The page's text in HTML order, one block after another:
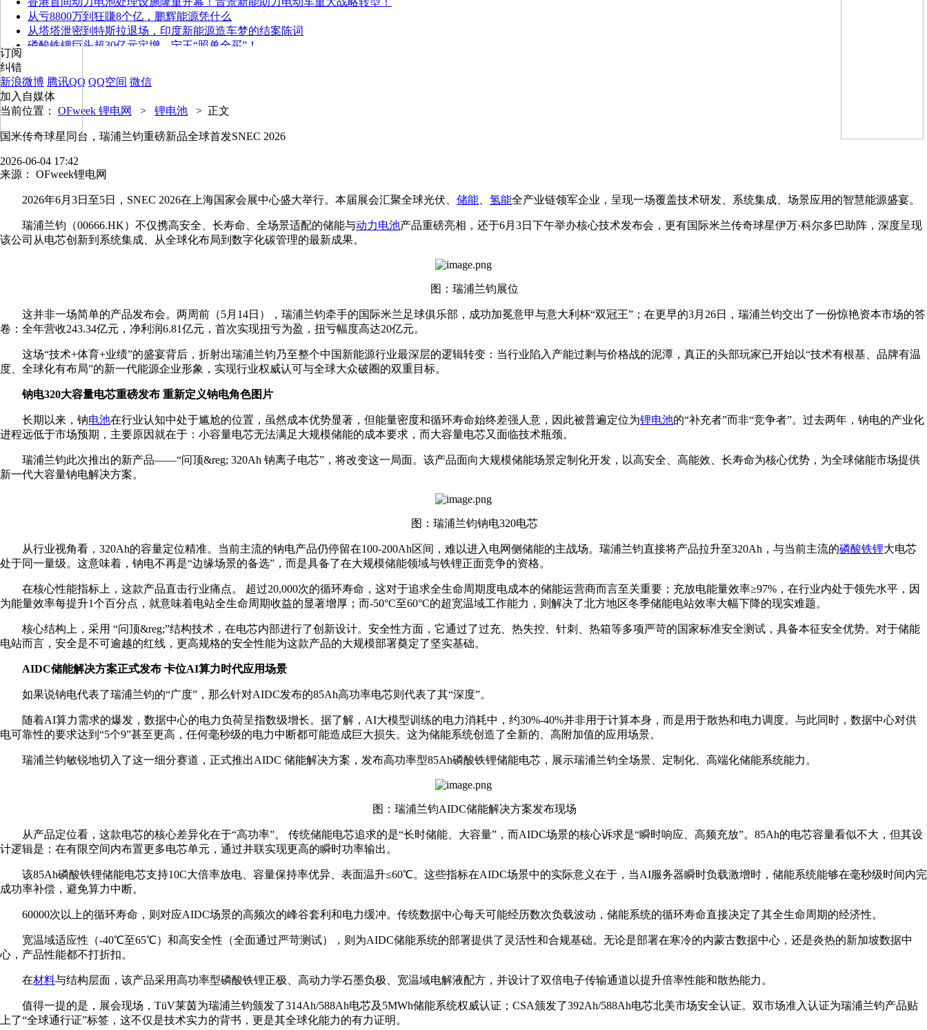
从亏8800万到狂賺8个亿，鹏辉能源凭什么
从塔塔泄密到特斯拉退场，印度新能源造车梦的结案陈词
磷酸铁锂巨头超30亿元定增，宁王“照单全买”！
订阅
纠错
新浪微博 腾讯QQ QQ空间 微信
加入自媒体
当前位置： OFweek 锂电网 > 锂电池 > 正文
国米传奇球星同台，瑞浦兰钧重磅新品全球首发SNEC 2026
2026-06-04 17:42
来源：
OFweek锂电网
2026年6月3日至5日，SNEC 2026在上海国家会展中心盛大举行。本届展会汇聚全球光伏、 储能 氢能全产业链领军企业，呈现一场覆盖技术研发、系统集成、场景应用的智慧能源盛宴。
瑞浦兰钧（00666.HK）不仅携高安全、长寿命、全场景适配的储能与动力电池产品重磅亮相，还于6月3日下午举办核心技术发布会，更有国际米兰传奇球星伊万·科尔多巴助阵，深度呈现
该公司从电芯创新到系统集成、从全球化布局到数字化碳管理的最新成果。
图：瑞浦兰钧展位
这并非一场简单的产品发布会。两周前（5月14日），瑞浦兰钧牵手的国际米兰足球俱乐部，成功加冕意甲与意大利杯“双冠王”；在更早的3月26日，瑞浦兰钧交出了一份惊艳资本市场的答
卷：全年营收243.34亿元，净利润6.81亿元，首次实现扭亏为盈，扭亏幅度高达20亿元。
这场“技术+体育+业绩”的盛宴背后，折射出瑞浦兰钧乃至整个中国新能源行业最深层的逻辑转变：当行业陷入产能过剩与价格战的泥潭，真正的头部玩家已开始以“技术有根基、品牌有温
度、全球化有布局”的新一代能源企业形象，实现行业权威认可与全球大众破圈的双重目标。
钠电320大容量电芯重磅发布 重新定义钠电角色图片
长期以来，钠电池在行业认知中处于尴尬的位置，虽然成本优势显著，但能量密度和循环寿命始终差强人意，因此被普遍定位为锂电池的“补充者”而非“竞争者”。过去两年，钠电的产业化
进程远低于市场预期，主要原因就在于：小容量电芯无法满足大规模储能的成本要求，而大容量电芯又面临技术瓶颈。
瑞浦兰钧此次推出的新产品——“问顶&reg; 320Ah 钠离子电芯”，将改变这一局面。该产品面向大规模储能场景定制化开发，以高安全、高能效、长寿命为核心优势，为全球储能市场提供
新一代大容量钠电解决方案。
图：瑞浦兰钧钠电320电芯
从行业视角看，320Ah的容量定位精准。当前主流的钠电产品仍停留在100-200Ah区间，难以进入电网侧储能的主战场。瑞浦兰钧直接将产品拉升至320Ah，与当前主流的磷酸铁锂大电芯
处于同一量级。这意味着，钠电不再是“边缘场景的备选”，而是具备了在大规模储能领域与铁锂正面竞争的资格。
在核心性能指标上，这款产品直击行业痛点。 超过20,000次的循环寿命，这对于追求全生命周期度电成本的储能运营商而言至关重要；充放电能量效率≥97%，在行业内处于领先水平，因
为能量效率每提升1个百分点，就意味着电站全生命周期收益的显著增厚；而-50°C至60°C的超宽温域工作能力，则解决了北方地区冬季储能电站效率大幅下降的现实难题。
核心结构上，采用 “问顶&reg;”结构技术，在电芯内部进行了创新设计。安全性方面，它通过了过充、热失控、针刺、热箱等多项严苛的国家标准安全测试，具备本征安全优势。对于储能
电站而言，安全是不可逾越的红线，更高规格的安全性能为这款产品的大规模部署奠定了坚实基础。
AIDC储能解决方案正式发布 卡位AI算力时代应用场景
如果说钠电代表了瑞浦兰钧的“广度”，那么针对AIDC发布的85Ah高功率电芯则代表了其“深度”。
随着AI算力需求的爆发，数据中心的电力负荷呈指数级增长。据了解，AI大模型训练的电力消耗中，约30%-40%并非用于计算本身，而是用于散热和电力调度。与此同时，数据中心对供
电可靠性的要求达到“5个9”甚至更高，任何毫秒级的电力中断都可能造成巨大损失。这为储能系统创造了全新的、高附加值的应用场景。
瑞浦兰钧敏锐地切入了这一细分赛道，正式推出AIDC 储能解决方案，发布高功率型85Ah磷酸铁锂储能电芯，展示瑞浦兰钧全场景、定制化、高端化储能系统能力。
图：瑞浦兰钧AIDC储能解决方案发布现场
从产品定位看，这款电芯的核心差异化在于“高功率”。 传统储能电芯追求的是“长时储能、大容量”，而AIDC场景的核心诉求是“瞬时响应、高频充放”。85Ah的电芯容量看似不大，但其设
计逻辑是：在有限空间内布置更多电芯单元，通过并联实现更高的瞬时功率输出。
该85Ah磷酸铁锂储能电芯支持10C大倍率放电、容量保持率优异、表面温升≤60℃。这些指标在AIDC场景中的实际意义在于，当AI服务器瞬时负载激增时，储能系统能够在毫秒级时间内完
成功率补偿，避免算力中断。
60000次以上的循环寿命，则对应AIDC场景的高频次的峰谷套利和电力缓冲。传统数据中心每天可能经历数次负载波动，储能系统的循环寿命直接决定了其全生命周期的经济性。
宽温域适应性（-40℃至65℃）和高安全性（全面通过严苛测试），则为AIDC储能系统的部署提供了灵活性和合规基础。无论是部署在寒冷的内蒙古数据中心，还是炎热的新加坡数据中
心，产品性能都不打折扣。
在材料与结构层面，该产品采用高功率型磷酸铁锂正极、高动力学石墨负极、宽温域电解液配方，并设计了双倍电子传输通道以提升倍率性能和散热能力。
值得一提的是，展会现场，TüV莱茵为瑞浦兰钧颁发了314Ah/588Ah电芯及5MWh储能系统权威认证；CSA颁发了392Ah/588Ah电芯北美市场安全认证。双市场准入认证为瑞浦兰钧产品贴
上了“全球通行证”标签，这不仅是技术实力的背书，更是其全球化能力的有力证明。